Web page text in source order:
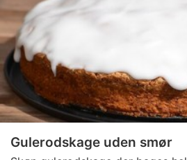
Gulerodskage uden smør